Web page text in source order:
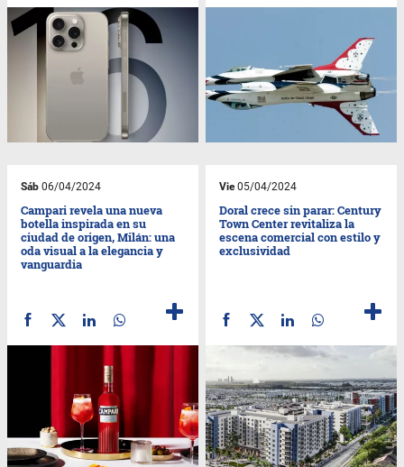
Sáb 06/04/2024
Campari revela una nueva
botella inspirada en su
ciudad de origen, Milán: una
oda visual a la elegancia y
vanguardia
Vie05/04/2024
Doral crece sin parar: Century
Town Center revitaliza la
escena comercial con estilo y
exclusividad